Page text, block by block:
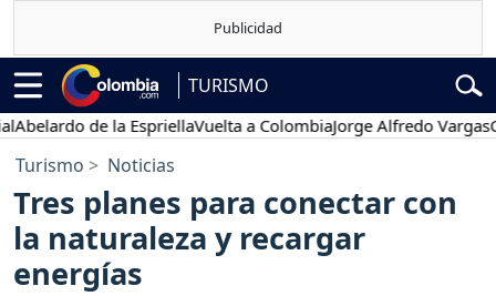
TURISMO
de la EspriellaVuelta a ColombiaJorge Alfredo Vargas
Turismo Noticias
Tres planes para conectar con
la naturaleza y recargar
energías